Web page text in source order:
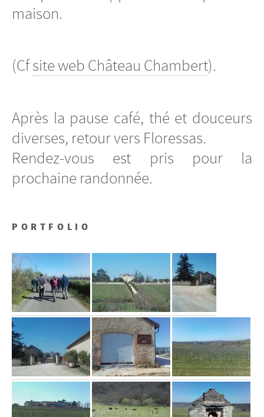
maison.
(Cfsite web Château Chambert).
Après la pause café, thé et douceurs
diverses, retour vers Floressas.
Rendez-vous est pris pour la
prochaine randonnée.
PORTFOLIO